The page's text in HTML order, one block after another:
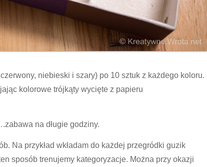
niebieski i szary) po 10 sztuk z każdego koloru.
kolorowe trójkąty wycięte z papieru
na długie godziny.
Na przykład wkładam do każdej przegródki guzik
sposób trenujemy kategoryzacje. Można przy okazji